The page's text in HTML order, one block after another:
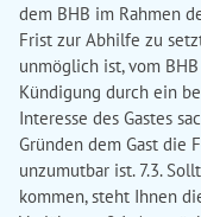
dem BHB im Rahmen
Frist zur Abhilfe zu
unmöglich ist, vom
Kündigung durch ein
Interesse des Gastes
Gründen dem Gast die
unzumutbar ist. 7.3.
kommen, steht Ihnen